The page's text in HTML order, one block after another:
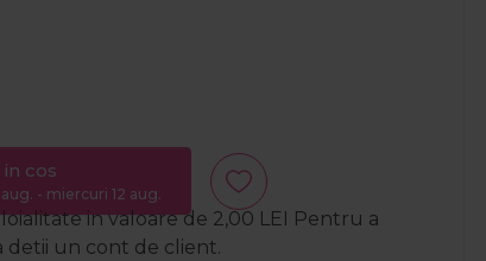
cos
- miercuri 12 aug.
in valoare de 2,00 LEI
Pentru a
un cont de client.